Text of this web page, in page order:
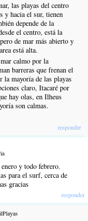
las playas del centro
y hacia el sur, tienen
depende de la
el centro, está la
de mar más abierto y
está alta.
calmo por la
barreras que frenan el
la mayoría de las playas
claro, Itacaré por
hay olas, en Ilheus
son calmas.
responder
y todo febrero.
para el surf, cerca de
gracias
responder